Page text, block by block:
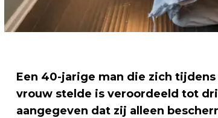
Een 40-jarige man die zich
vrouw stelde is veroordeeld tot
aangegeven dat zij alleen